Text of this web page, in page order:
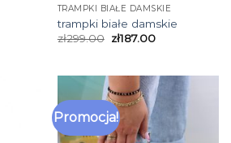
TRAMPKI BIAŁE DAMSKIE
trampki białe damskie
zł299.00 zł187.00
Promocja!